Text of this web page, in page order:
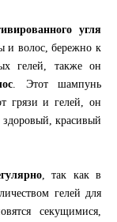
угля
и волос, бережно к
гелей, также он
. Этот шампунь
грязи и гелей, он
здоровый, красивый
, так как в
гелей для
секущимися,